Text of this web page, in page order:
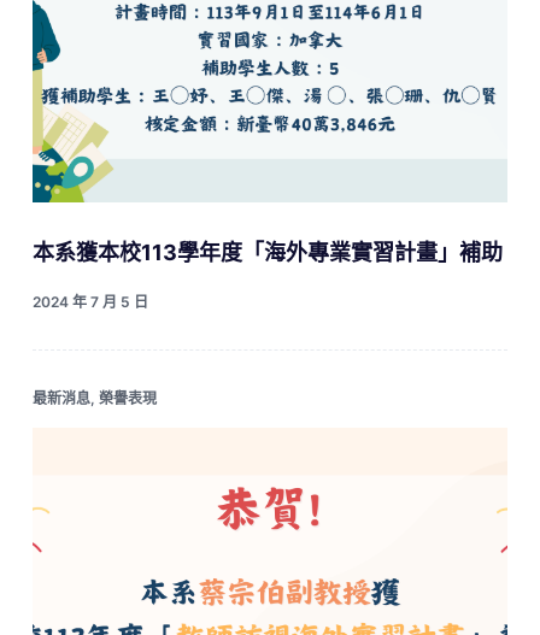
本系獲本校113學年度「海外專業實習計畫」補助
2024 年 7 月 5 日
最新消息, 榮譽表現